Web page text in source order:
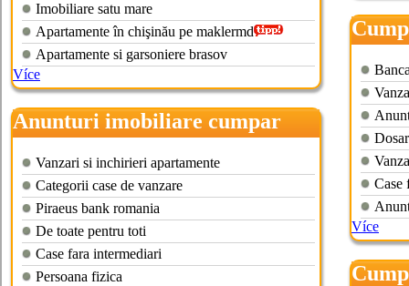
Imobiliare satu mare
Apartamente în chişinău pe maklermd
Apartamente si garsoniere brasov
Více
Anunturi imobiliare cumpar
teren ilfov
Vanzari si inchirieri apartamente
Categorii case de vanzare
Piraeus bank romania
De toate pentru toti
Case fara intermediari
Persoana fizica
Case
Více